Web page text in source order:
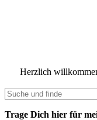
Herzlich
Trage Dich hier für